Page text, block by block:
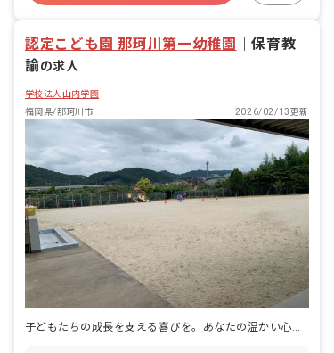
認定こども園 那珂川第一幼稚園 ｜保育教
諭の求人
学校法人山内学園
福岡県/那珂川市
2026/02/13更新
子どもたちの成長を支える喜びを。あなたの温かい心を活かしませんか？